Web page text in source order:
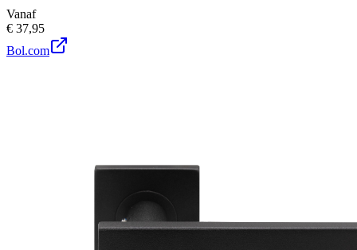
Vanaf
€ 37,95
Bol.com